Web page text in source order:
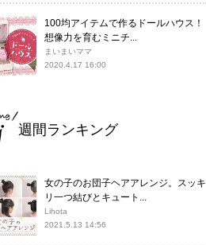
100均アイテムで作るドールハウス！
想像力を育むミニチ...
まいまいママ
2020.4.17 16:00
週間ランキング
女の子のお団子ヘアアレンジ。スッキ
リ一つ結びとキュート...
Lihota
2021.5.13 14:56